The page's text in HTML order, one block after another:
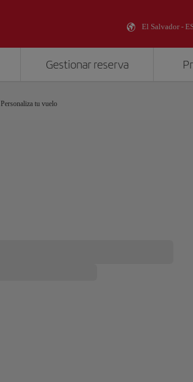
El Salvador -
Gestionar reserva
Personaliza tu vuelo